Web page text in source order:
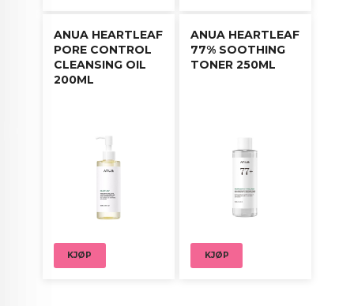
ANUA HEARTLEAF
PORE CONTROL
CLEANSING OIL
200ML
KJØP
ANUA HEARTLEAF
77% SOOTHING
TONER 250ML
KJØP